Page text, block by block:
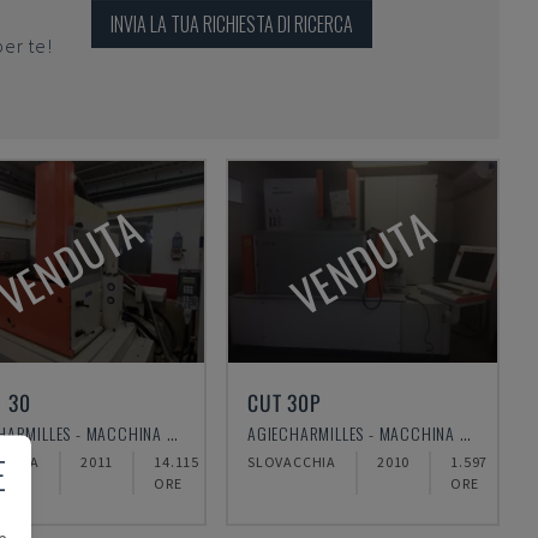
te!
INVIA LA TUA RICHIESTA DI RICERCA
30
AGIECHARMILLES - MACCHINA PER ELETTROEROSIONE A TUFFO
2011
14.115
ORE
VENDUTA
CUT 30P
AGIECHARMILLES - MACCHINA PER ELETTROEROSIONE A FILO
SLOVACCHIA 2010
1.597
ORE